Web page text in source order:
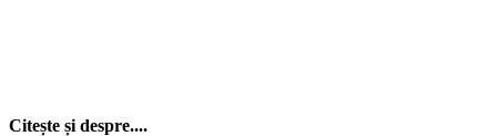
Citește și despre....